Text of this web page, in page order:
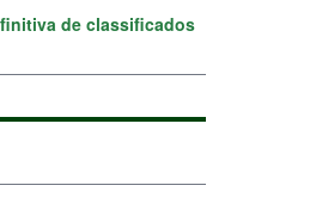
de classificados